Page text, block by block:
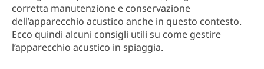
corretta manutenzione e conservazione
dell’apparecchio acustico anche in questo contesto.
Ecco quindi alcuni consigli utili su come gestire
l’apparecchio acustico in spiaggia.